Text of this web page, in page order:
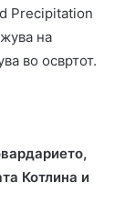
Precipitation
на
во освртот.
Котлина и